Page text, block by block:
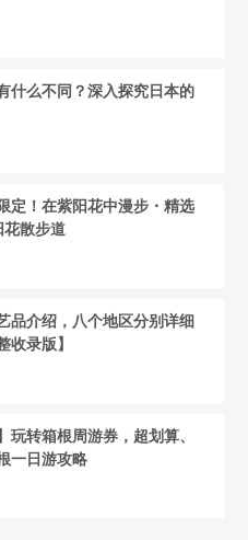
什么不同？深入探究日本的
定！在紫阳花中漫步・精选
花散步道
品介绍，八个地区分别详细
收录版】
玩转箱根周游券，超划算、
一日游攻略